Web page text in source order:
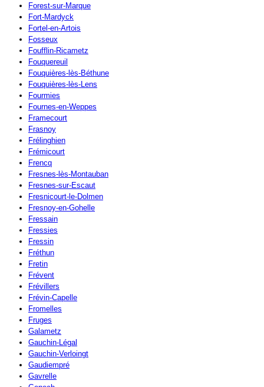
Forest-sur-Marque
Fort-Mardyck
Fortel-en-Artois
Fosseux
Foufflin-Ricametz
Fouquereuil
Fouquières-lès-Béthune
Fouquières-lès-Lens
Fourmies
Fournes-en-Weppes
Framecourt
Frasnoy
Frélinghien
Frémicourt
Frencq
Fresnes-lès-Montauban
Fresnes-sur-Escaut
Fresnicourt-le-Dolmen
Fresnoy-en-Gohelle
Fressain
Fressies
Fressin
Fréthun
Fretin
Frévent
Frévillers
Frévin-Capelle
Fromelles
Fruges
Galametz
Gauchin-Légal
Gauchin-Verloingt
Gaudiempré
Gavrelle